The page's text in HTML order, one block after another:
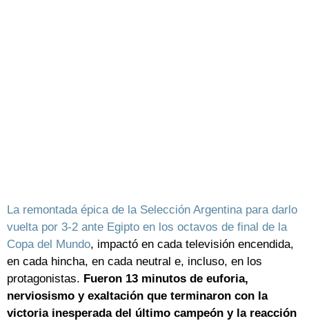
La remontada épica de la Selección Argentina para darlo
vuelta por 3-2 ante Egipto en los octavos de final de la
Copa del Mundo, impactó en cada televisión encendida,
en cada hincha, en cada neutral e, incluso, en los
protagonistas. Fueron 13 minutos de euforia,
nerviosismo y exaltación que terminaron con la
victoria inesperada del último campeón y la reacción